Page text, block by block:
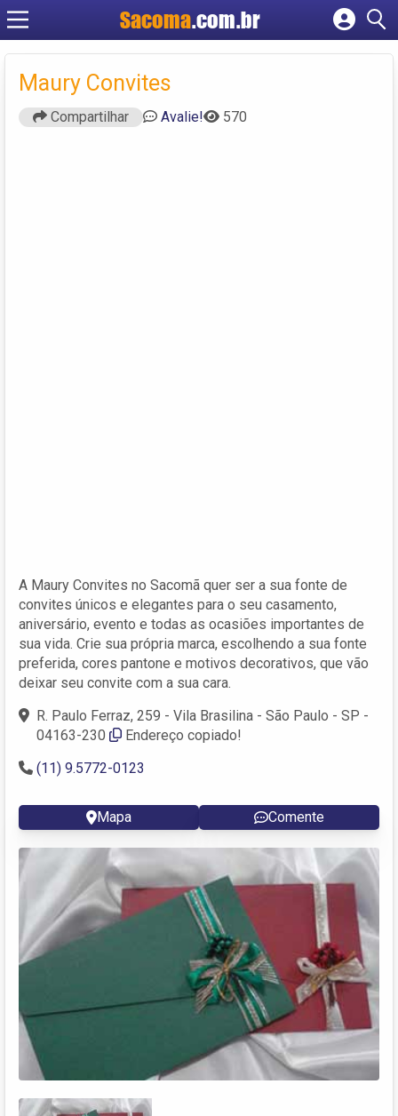
Sacoma.com.br
Cadastrar empresa
Maury Convites
Compartilhar Avalie! 570
A Maury Convites no Sacomã quer ser a sua fonte de
convites únicos e elegantes para o seu casamento,
aniversário, evento e todas as ocasiões importantes de
sua vida. Crie sua própria marca, escolhendo a sua fonte
preferida, cores pantone e motivos decorativos, que vão
deixar seu convite com a sua cara.
R. Paulo Ferraz, 259 - Vila Brasilina - São Paulo - SP -
04163-230
Endereço copiado!
(11) 9.5772-0123
Mapa Comente